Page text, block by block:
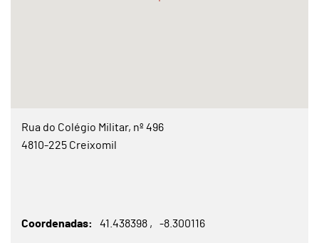
Rua do Colégio Militar, nº 496
4810-225 Creixomil
Coordenadas 41.438398 -8.300116